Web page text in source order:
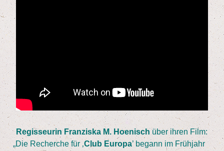
Regis­seu­rin Fran­zis­ka M. Hoe­nischüber ihren Film:
„Die Recher­che für ‚Club Euro­pa’ begann im Früh­jahr